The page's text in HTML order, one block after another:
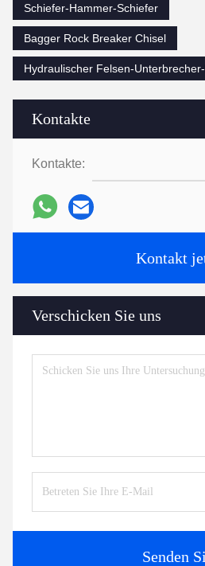
Kontakte
Kontakte:
Kontakt
Verschicken Sie uns
Senden
Schiefer-Hammer-Schiefer
Bagger Rock Breaker Chisel
Hydraulischer Felsen-